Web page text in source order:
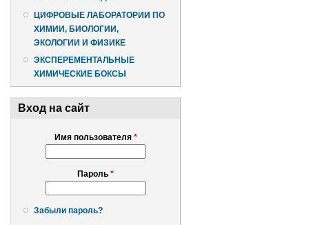
ЦИФРОВЫЕ ЛАБОРАТОРИИ ПО
ХИМИИ, БИОЛОГИИ,
ЭКОЛОГИИ И ФИЗИКЕ
ЭКСПЕРЕМЕНТАЛЬНЫЕ
ХИМИЧЕСКИЕ БОКСЫ
Вход на сайт
Имя пользователя *
Пароль *
Забыли пароль?